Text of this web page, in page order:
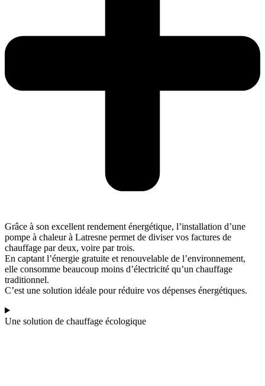
Grâce à son excellent rendement énergétique, l’installation d’une
pompe à chaleur à Latresne permet de diviser vos factures de
chauffage par deux, voire par trois.
En captant l’énergie gratuite et renouvelable de l’environnement,
elle consomme beaucoup moins d’électricité qu’un chauffage
traditionnel.
C’est une solution idéale pour réduire vos dépenses énergétiques.
Une solution de chauffage écologique